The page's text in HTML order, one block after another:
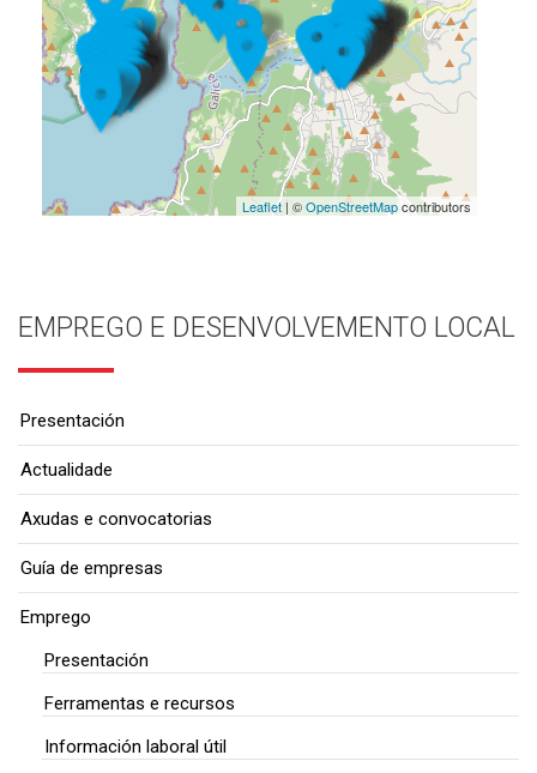
Leaflet| ©OpenStreetMapcontributors
EMPREGO E DESENVOLVEMENTO LOCAL
Presentación
Actualidade
Axudas e convocatorias
Guía de empresas
Emprego
Presentación
Ferramentas e recursos
Información laboral útil